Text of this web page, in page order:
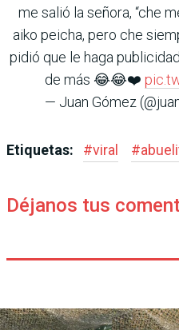
me salió la señora, “che
aiko peicha, pero che
pidió que le haga
de más 😂😂❤️
— Juan Gómez
Etiquetas: #viral #
Déjanos tus